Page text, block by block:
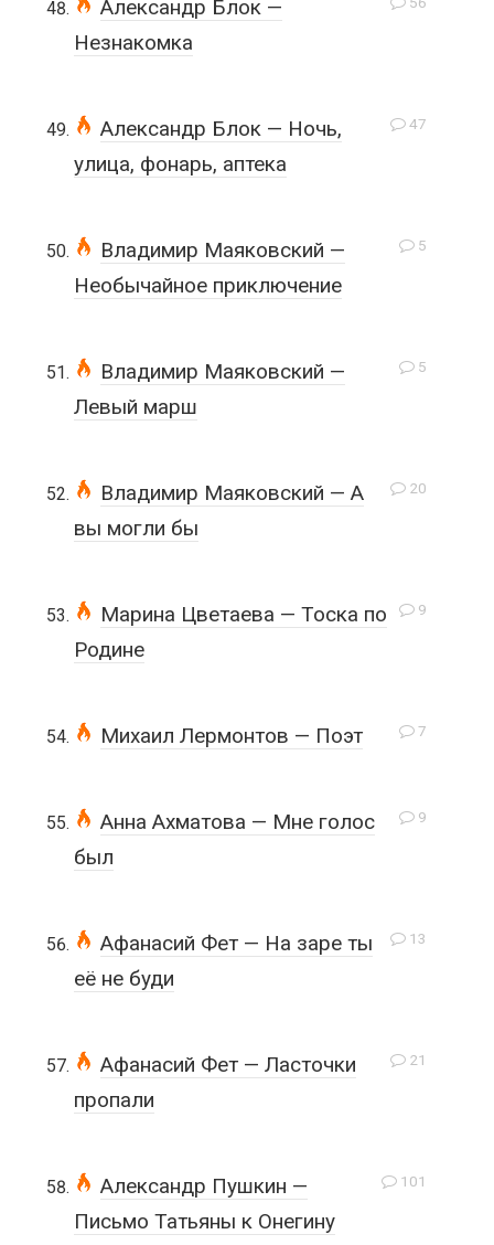
Александр Блок —
Незнакомка
47
Александр Блок — Ночь,
улица, фонарь, аптека
5
Владимир Маяковский —
Необычайное приключение
5
Владимир Маяковский —
Левый марш
20
Владимир Маяковский — А
вы могли бы
9
Марина Цветаева — Тоска по
Родине
7
Михаил Лермонтов — Поэт
9
Анна Ахматова — Мне голос
был
13
Афанасий Фет — На заре ты
её не буди
21
Афанасий Фет — Ласточки
пропали
101
Александр Пушкин —
Письмо Татьяны к Онегину